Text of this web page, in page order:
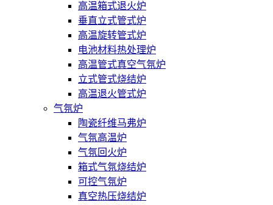
高温箱式退火炉
垂直立式管式炉
高温旋转管式炉
电池材料热处理炉
高温管式真空气氛炉
立式管式烧结炉
高温退火管式炉
气氛炉
陶瓷纤维马弗炉
气氛高温炉
气氛回火炉
箱式气氛烧结炉
可控气氛炉
真空热压烧结炉